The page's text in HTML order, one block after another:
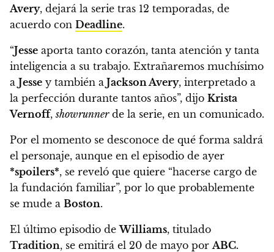
Avery, dejará la serie tras 12 temporadas, de
acuerdo con Deadline.
“Jesse aporta tanto corazón, tanta atención y tanta
inteligencia a su trabajo. Extrañaremos muchísimo
a Jesse y también a Jackson Avery, interpretado a
la perfección durante tantos años”, dijo Krista
Vernoff,showrunnerde la serie, en un comunicado.
Por el momento se desconoce de qué forma saldrá
el personaje, aunque en el episodio de ayer
*spoilers*, se reveló que quiere “hacerse cargo de
la fundación familiar”, por lo que probablemente
se mude a Boston.
El último episodio deWilliams, titulado
Tradition, se emitirá el 20 de mayo por ABC.